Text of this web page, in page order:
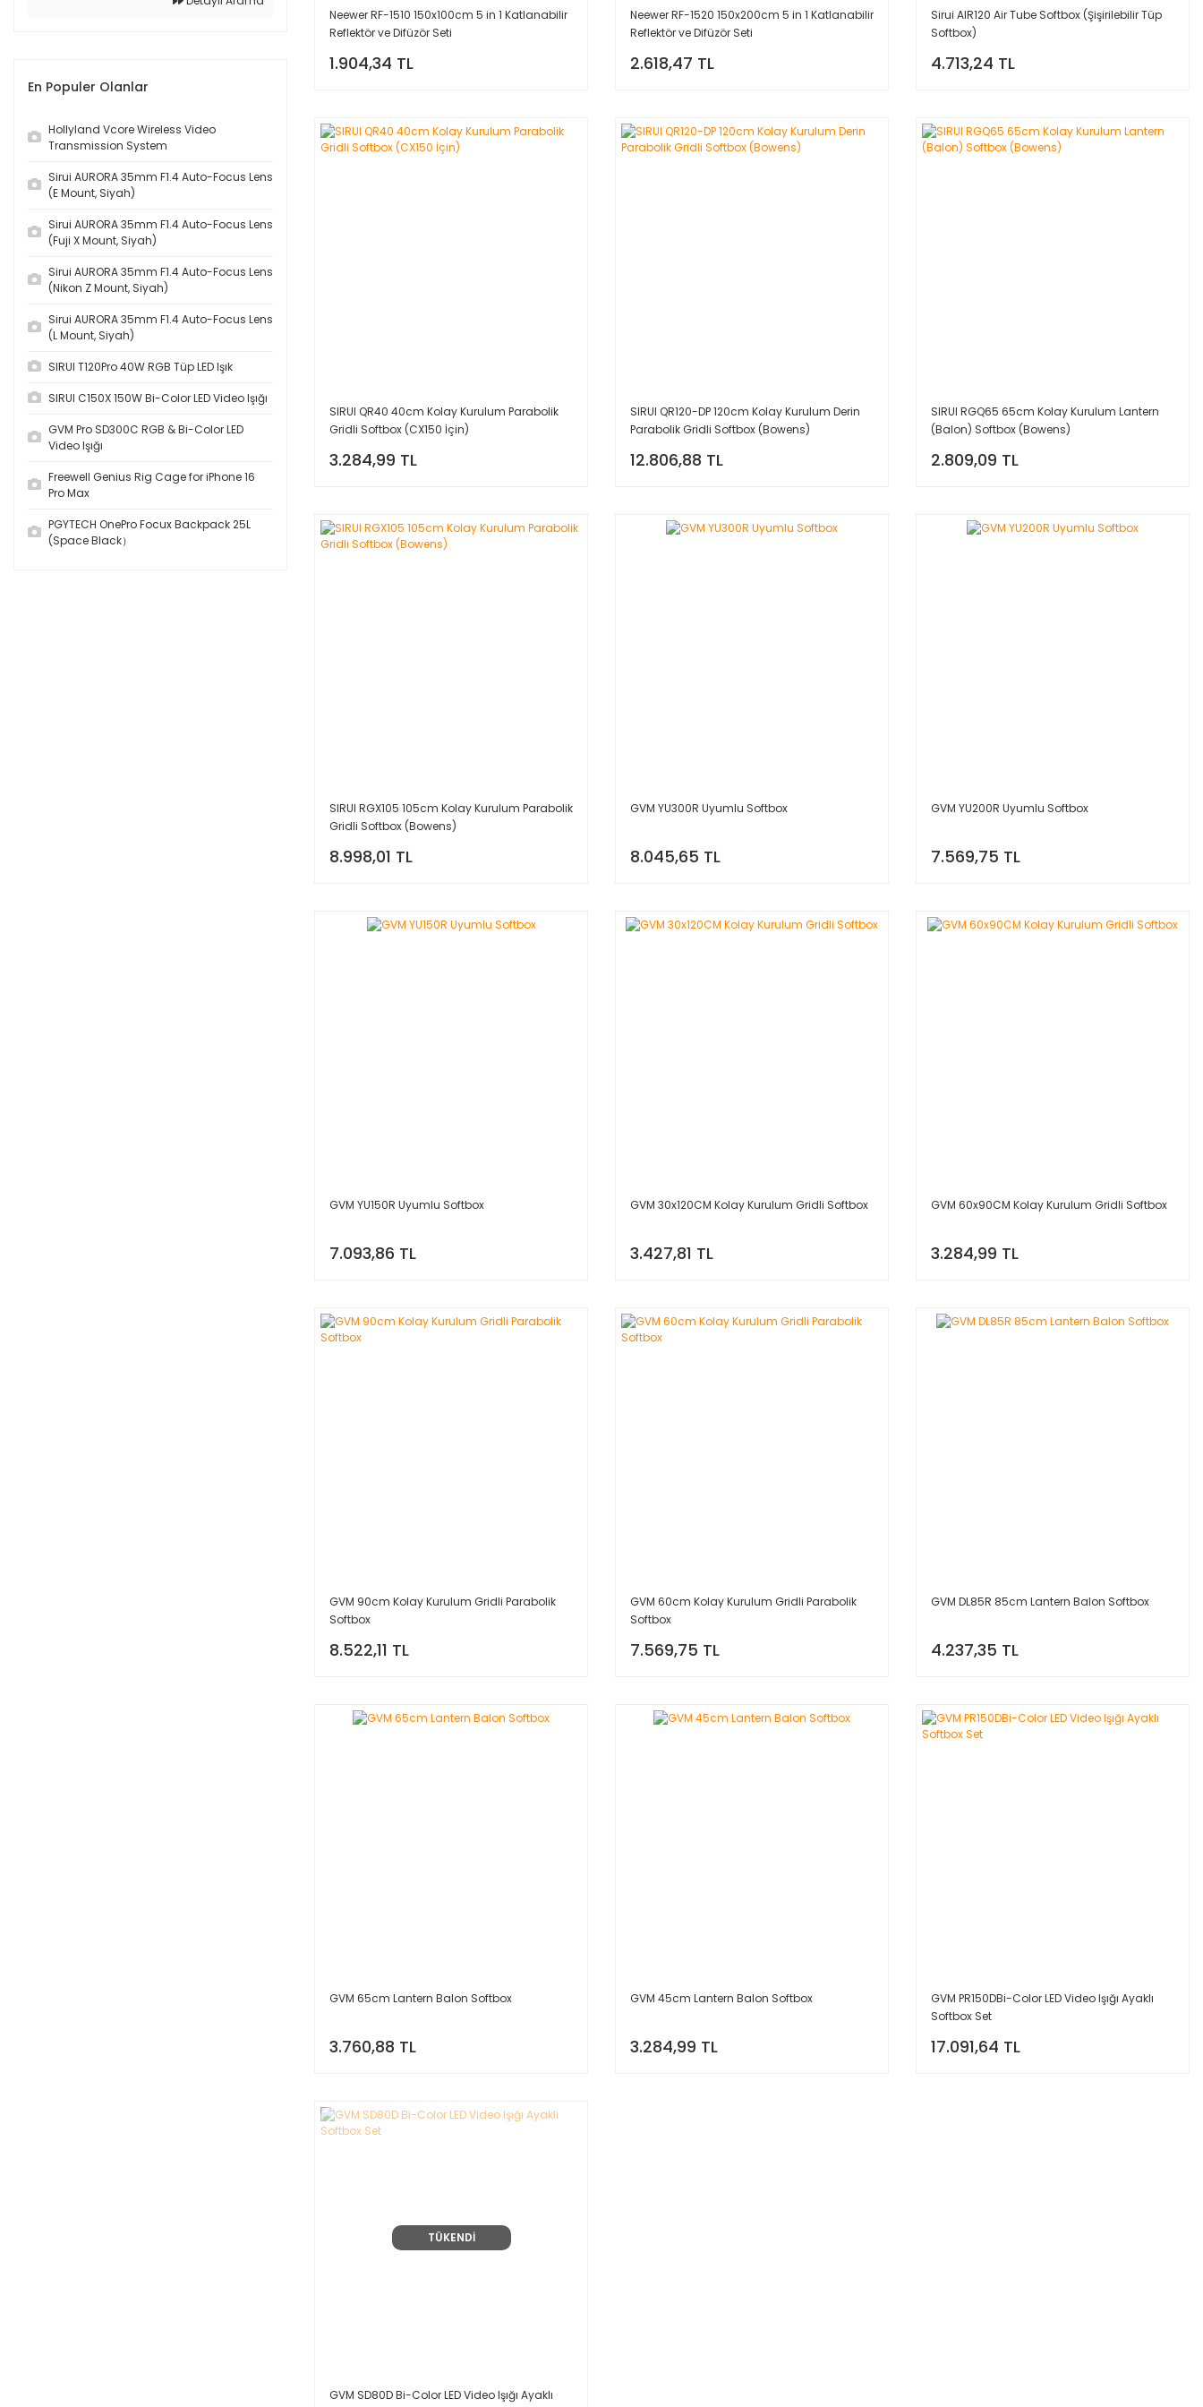
En Populer Olanlar
Hollyland Vcore Wireless Video
Transmission System
Sirui AURORA 35mm F1.4 Auto-Focus Lens
(E Mount, Siyah)
Sirui AURORA 35mm F1.4 Auto-Focus Lens
(Fuji X Mount, Siyah)
Sirui AURORA 35mm F1.4 Auto-Focus Lens
(Nikon Z Mount, Siyah)
Sirui AURORA 35mm F1.4 Auto-Focus Lens
(L Mount, Siyah)
SIRUI T120Pro 40W RGB Tüp LED Işık
SIRUI C150X 150W Bi-Color LED Video Işığı
GVM Pro SD300C RGB & Bi-Color LED
Video Işığı
Freewell Genius Rig Cage for iPhone 16
Pro Max
PGYTECH OnePro Focux Backpack 25L
(Space Black）
Neewer RF-1510 150x100cm 5 in 1 Katlanabilir
Reflektör ve Difüzör Seti
1.904,34 TL
Neewer RF-1520 150x200cm 5 in 1 Katlanabilir
Reflektör ve Difüzör Seti
2.618,47 TL
Sirui AIR120 Air Tube Softbox (Şişirilebilir Tüp
Softbox)
4.713,24 TL
SIRUI QR40 40cm Kolay Kurulum Parabolik
Gridli Softbox (CX150 İçin)
3.284,99 TL
SIRUI QR120-DP 120cm Kolay Kurulum Derin
Parabolik Gridli Softbox (Bowens)
12.806,88 TL
SIRUI RGQ65 65cm Kolay Kurulum Lantern
(Balon) Softbox (Bowens)
2.809,09 TL
SIRUI RGX105 105cm Kolay Kurulum Parabolik
Gridli Softbox (Bowens)
8.998,01 TL
GVM YU300R Uyumlu Softbox
8.045,65 TL
GVM YU200R Uyumlu Softbox
7.569,75 TL
GVM YU150R Uyumlu Softbox
7.093,86 TL
GVM 30x120CM Kolay Kurulum Gridli Softbox
3.427,81 TL
GVM 60x90CM Kolay Kurulum Gridli Softbox
3.284,99 TL
GVM 90cm Kolay Kurulum Gridli Parabolik
Softbox
8.522,11 TL
GVM 60cm Kolay Kurulum Gridli Parabolik
Softbox
7.569,75 TL
GVM DL85R 85cm Lantern Balon Softbox
4.237,35 TL
GVM 65cm Lantern Balon Softbox
3.760,88 TL
GVM 45cm Lantern Balon Softbox
3.284,99 TL
GVM PR150DBi-Color LED Video Işığı Ayaklı
Softbox Set
17.091,64 TL
TÜKENDİ
GVM SD80D Bi-Color LED Video Işığı Ayaklı